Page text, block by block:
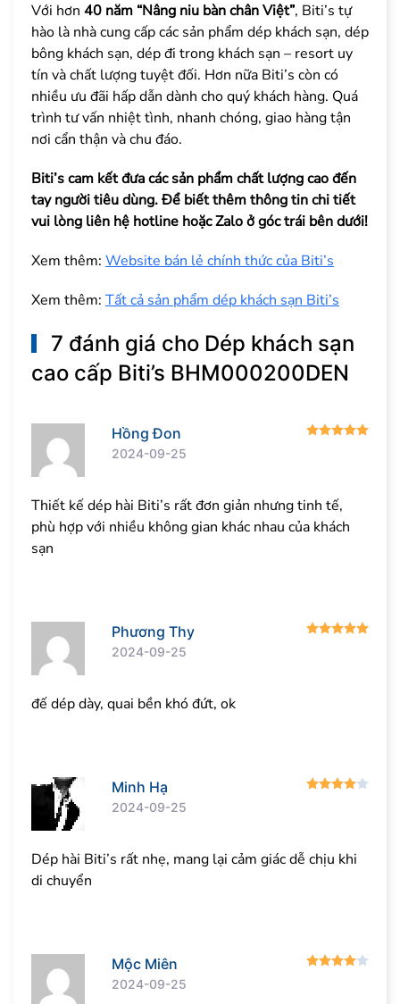
Với hơn 40 năm “Nâng niu bàn chân Việt”, Biti’s tự
hào là nhà cung cấp các sản phẩm dép khách sạn, dép
bông khách sạn, dép đi trong khách sạn – resort uy
tín và chất lượng tuyệt đối. Hơn nữa Biti’s còn có
nhiều ưu đãi hấp dẫn dành cho quý khách hàng. Quá
trình tư vấn nhiệt tình, nhanh chóng, giao hàng tận
nơi cẩn thận và chu đáo.
Biti’s cam kết đưa các sản phẩm chất lượng cao đến
tay người tiêu dùng. Để biết thêm thông tin chi tiết
vui lòng liên hệ hotline hoặc Zalo ở góc trái bên dưới!
Xem thêm: Website bán lẻ chính thức của Biti’s
Xem thêm: Tất cả sản phẩm dép khách sạn Biti’s
7 đánh giá cho Dép khách sạn
cao cấp Biti’s BHM000200DEN
Hồng Đon
2024-09-25
Thiết kế dép hài Biti’s rất đơn giản nhưng tinh tế,
phù hợp với nhiều không gian khác nhau của khách
sạn
Phương Thy
2024-09-25
đế dép dày, quai bền khó đứt, ok
Minh Hạ
2024-09-25
Dép hài Biti’s rất nhẹ, mang lại cảm giác dễ chịu khi
di chuyển
Mộc Miên
2024-09-25